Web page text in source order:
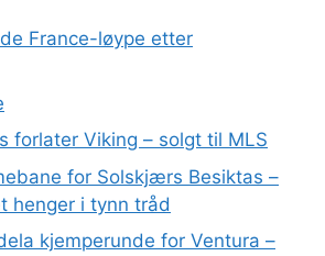
France-løype etter
forlater Viking – solgt til MLS
for Solskjærs Besiktas –
henger i tynn tråd
kjemperunde for Ventura –